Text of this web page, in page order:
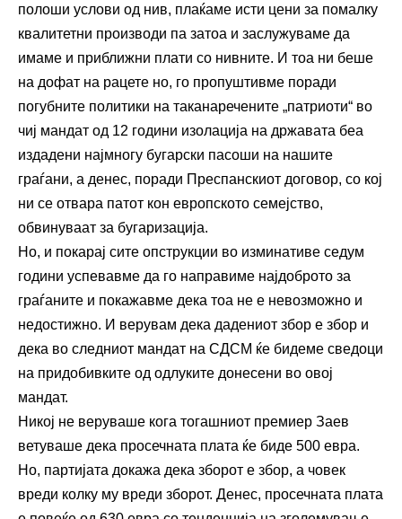
полоши услови од нив, плаќаме исти цени за помалку
квалитетни производи па затоа и заслужуваме да
имаме и приближни плати со нивните. И тоа ни беше
на дофат на рацете но, го пропуштивме поради
погубните политики на таканаречените „патриоти“ во
чиј мандат од 12 години изолација на државата беа
издадени најмногу бугарски пасоши на нашите
граѓани, а денес, поради Преспанскиот договор, со кој
ни се отвара патот кон европското семејство,
обвинуваат за бугаризација.
Но, и покарај сите опструкции во изминативе седум
години успевавме да го направиме најдоброто за
граѓаните и покажавме дека тоа не е невозможно и
недостижно. И верувам дека дадениот збор е збор и
дека во следниот мандат на СДСМ ќе бидеме сведоци
на придобивките од одлуките донесени во овој
мандат.
Никој не веруваше кога тогашниот премиер Заев
ветуваше дека просечната плата ќе биде 500 евра.
Но, партијата докажа дека зборот е збор, а човек
вреди колку му вреди зборот. Денес, просечната плата